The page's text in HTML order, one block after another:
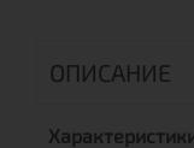
ОПИСАНИЕ